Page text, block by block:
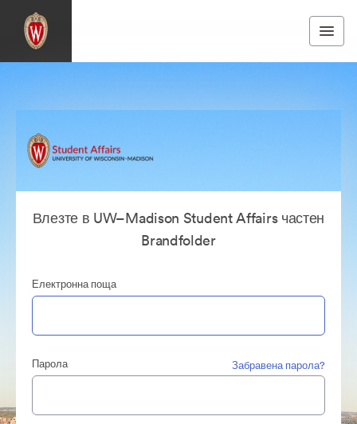
Влезте в UW–Madison Student Affairs частен
Brandfolder
Електронна поща
Парола Забравена парола?